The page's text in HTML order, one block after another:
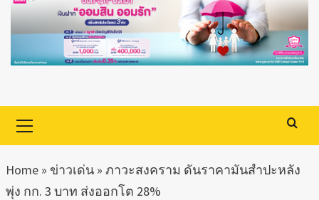
Menu
Home» ข่าวเด่น» ภาวะสงคราม ดันราคามันสำปะหลัง
พุ่ง กก. 3 บาท ส่งออกโต 28%